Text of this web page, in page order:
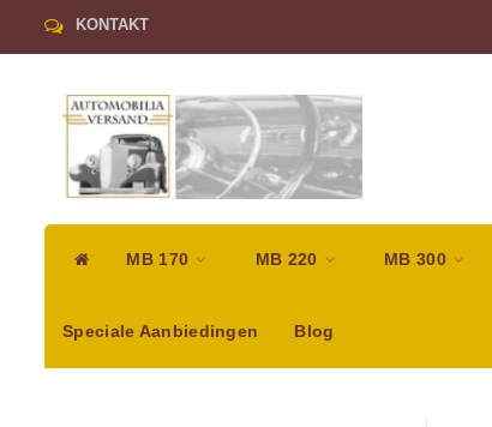
KONTAKT
MB 170 MB 220 MB 300
Speciale Aanbiedingen Blog